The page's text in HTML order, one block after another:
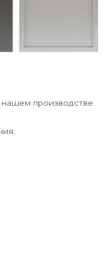
производстве.